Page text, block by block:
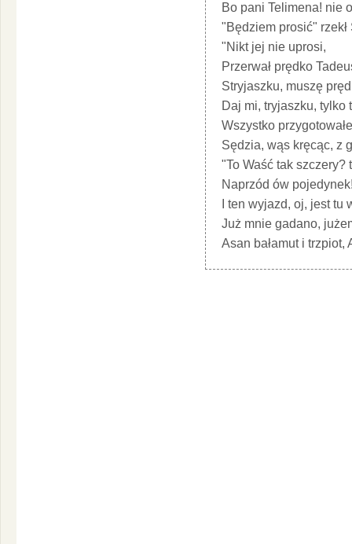
Bo pani Telimena! nie
"Będziem prosić" rzekł
"Nikt jej nie uprosi,
Przerwał prędko
Stryjaszku, muszę
Daj mi, tryjaszku, tylko
Wszystko
Sędzia, wąs kręcąc, z
"To Waść tak szczery?
Naprzód ów
I ten wyjazd, oj, jest tu
Już mnie gadano,
Asan bałamut i trzpiot,